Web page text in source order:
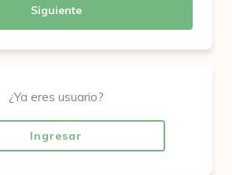
Siguiente
¿Ya eres usuario?
Ingresar